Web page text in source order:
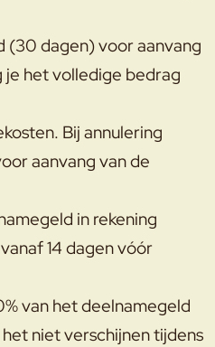
(30 dagen) voor aanvang
het volledige bedrag
Bij annulering
aanvang van de
in rekening
14 dagen vóór
van het deelnamegeld
niet verschijnen tijdens